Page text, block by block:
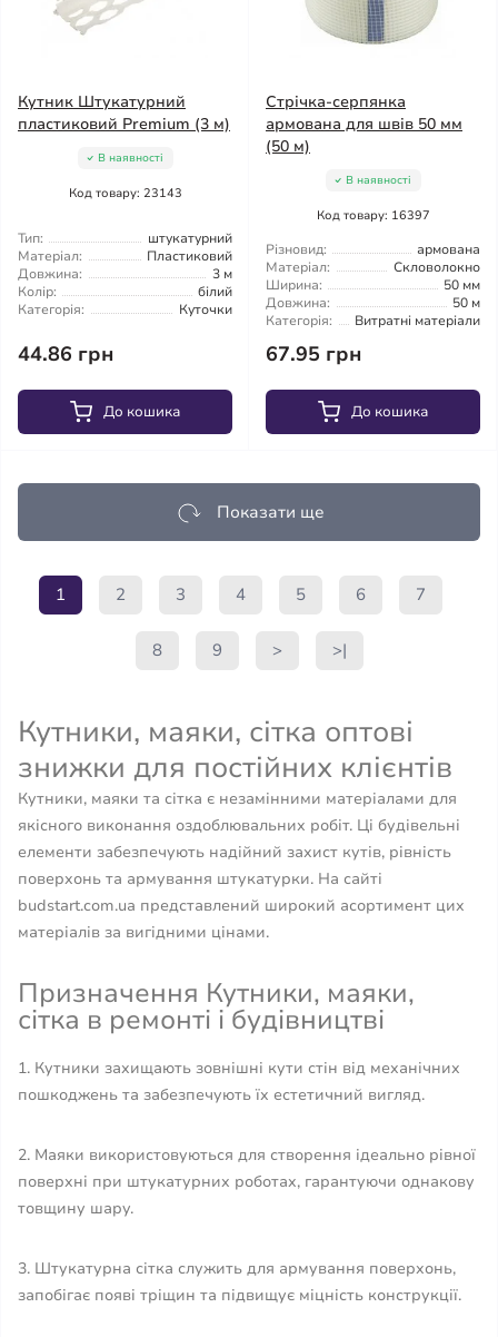
Кутник Штукатурний
пластиковий Premium (3 м)
В наявності
Код товару: 23143
Тип:
штукатурний
Матеріал:
Пластиковий
Довжина:
3 м
Колір:
білий
Категорія:
Куточки
44.86 грн
До кошика
Стрічка-серпянка
армована для швів 50 мм
(50 м)
В наявності
Код товару: 16397
Різновид:
армована
Матеріал:
Скловолокно
Ширина:
50 мм
Довжина:
50 м
Категорія:
Витратні матеріали
67.95 грн
До кошика
Показати ще
1 2 3 4 5 6 7
8 9 > >|
Кутники, маяки, сітка оптові
знижки для постійних клієнтів
Кутники, маяки та сітка є незамінними матеріалами для
якісного виконання оздоблювальних робіт. Ці будівельні
елементи забезпечують надійний захист кутів, рівність
поверхонь та армування штукатурки. На сайті
budstart.com.ua представлений широкий асортимент цих
матеріалів за вигідними цінами.
Призначення Кутники, маяки,
сітка в ремонті і будівництві
1. Кутники захищають зовнішні кути стін від механічних
пошкоджень та забезпечують їх естетичний вигляд.
2. Маяки використовуються для створення ідеально рівної
поверхні при штукатурних роботах, гарантуючи однакову
товщину шару.
3. Штукатурна сітка служить для армування поверхонь,
запобігає появі тріщин та підвищує міцність конструкції.